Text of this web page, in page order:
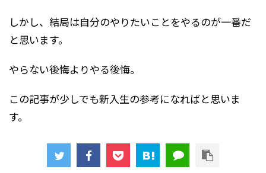
しかし、結局は自分のやりたいことをやるのが一番だ
と思います。
やらない後悔よりやる後悔。
この記事が少しでも新入生の参考になればと思いま
す。